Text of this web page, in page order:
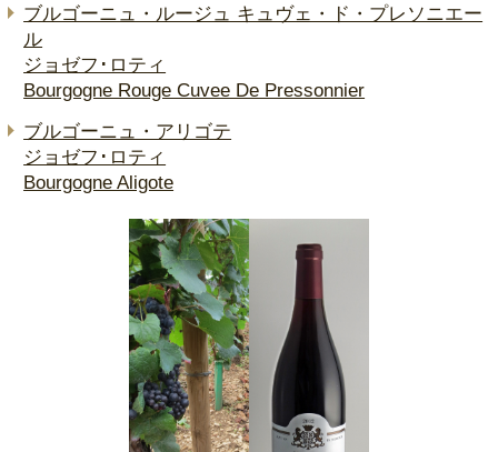
ブルゴーニュ・ルージュ キュヴェ・ド・プレソニエー
ル
ジョゼフ･ロティ
Bourgogne Rouge Cuvee De Pressonnier
ブルゴーニュ・アリゴテ
ジョゼフ･ロティ
Bourgogne Aligote